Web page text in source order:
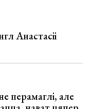
Анастасіі
перамаглі, але